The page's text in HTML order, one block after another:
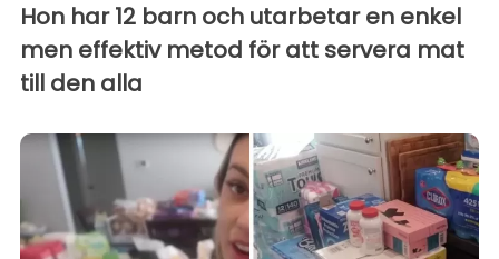
Hon har 12 barn och utarbetar en enkel
men effektiv metod för att servera mat
till den alla